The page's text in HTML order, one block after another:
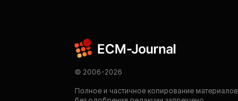
© 2006-2026
Полное и частичное копирование материалов